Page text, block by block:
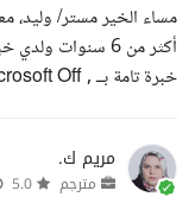
مساء الخير مستر/ وليد،
أكثر من 6 سنوات
خبرة تامة بــ , Microsoft Off...
مريم ك.
مترجم